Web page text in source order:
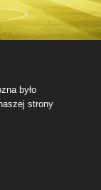
było
strony